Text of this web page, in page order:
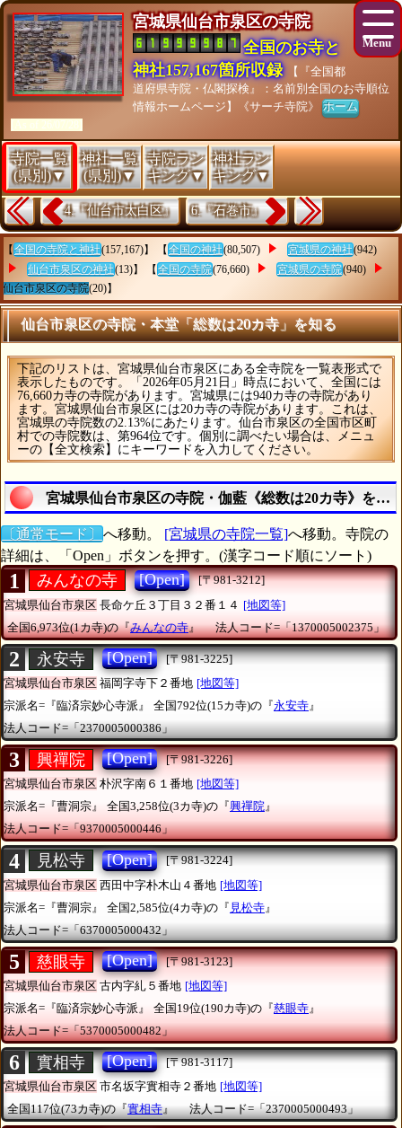
宮城県仙台市泉区の寺院
全国のお寺と
神社157,167箇所収録
【『全国都
道府県寺院・仏閣探検』：名前別全国のお寺順位
情報ホームページ】《サーチ寺院》ホーム
[As of 26/07/28]
寺院一覧
(県別)▼
神社一覧
(県別)▼
寺院ラン
キング▼
神社ラン
キング▼
4.『仙台市太白区』 6.『石巻市』
【 全国の寺院と神社(157,167)】 【 全国の神社(80,507) 宮城県の神社(942)
仙台市泉区の神社(13)】 【 全国の寺院(76,660) 宮城県の寺院(940)
仙台市泉区の寺院(20)】
仙台市泉区の寺院・本堂「総数は20カ寺」を知る
下記のリストは、宮城県仙台市泉区にある全寺院を一覧表形式で
表示したものです。「2026年05月21日」時点において、全国には
76,660カ寺の寺院があります。宮城県には940カ寺の寺院があり
ます。宮城県仙台市泉区には20カ寺の寺院があります。これは、
宮城県の寺院数の2.13%にあたります。仙台市泉区の全国市区町
村での寺院数は、第964位です。個別に調べたい場合は、メニュ
ーの【全文検索】にキーワードを入力してください。
宮城県仙台市泉区の寺院・伽藍《総数は20カ寺》を検
〔通常モード〕 へ移動。 [宮城県の寺院一覧]へ移動。寺院の
詳細は、「Open」ボタンを押す。(漢字コード順にソート)
1 みんなの寺 [Open]
[〒981-3212]
宮城県仙台市泉区 長命ケ丘３丁目３２番１４ [地図等]
全国6,973位(1カ寺)の『みんなの寺』 法人コード=「1370005002375」
2 永安寺 [Open]
[〒981-3225]
宮城県仙台市泉区 福岡字寺下２番地 [地図等]
宗派名=『臨済宗妙心寺派』
全国792位(15カ寺)の『永安寺』
法人コード=「2370005000386」
3 興禪院 [Open]
[〒981-3226]
宮城県仙台市泉区 朴沢字南６１番地 [地図等]
宗派名=『曹洞宗』
全国3,258位(3カ寺)の『興禪院』
法人コード=「9370005000446」
4 見松寺 [Open]
[〒981-3224]
宮城県仙台市泉区 西田中字朴木山４番地 [地図等]
宗派名=『曹洞宗』
全国2,585位(4カ寺)の『 見松寺 』
法人コード=「6370005000432」
5 慈眼寺 [Open]
[〒981-3123]
宮城県仙台市泉区 古内字糺５番地 [地図等]
宗派名=『臨済宗妙心寺派』
全国19位(190カ寺)の『慈眼寺』
法人コード=「5370005000482」
6 實相寺 [Open]
[〒981-3117]
宮城県仙台市泉区 市名坂字實相寺２番地 [地図等]
全国117位(73カ寺)の『實相寺』 法人コード=「2370005000493」